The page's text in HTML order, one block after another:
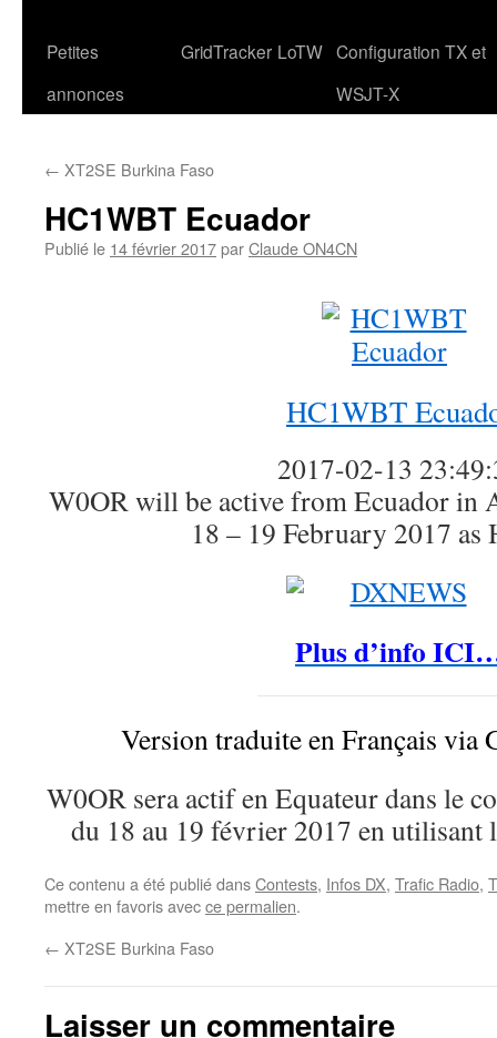
Petites
annonces
GridTracker LoTW Configuration TX et
WSJT-X
← XT2SE Burkina Faso
HC1WBT Ecuador
Publié le 14 février 2017parClaude ON4CN
HC1WBT
2017-02-13
W0OR will be active from Ecuador in
18 – 19 February 2017 as
Plus d’info
Version traduite en Français via
W0OR sera actif en Equateur dans le
du 18 au 19 février 2017 en
Ce contenu a été publié dansContests, Infos DX, Trafic Radio,
mettre en favoris avecce permalien.
← XT2SE Burkina Faso
Laisser un commentaire